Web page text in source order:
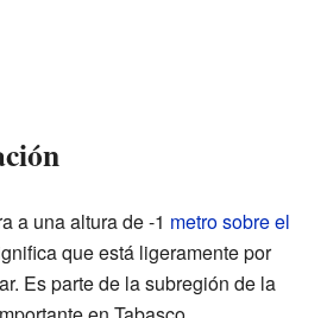
a una altura de -1 metro sobre el
que está ligeramente por
Es parte de la subregión de la